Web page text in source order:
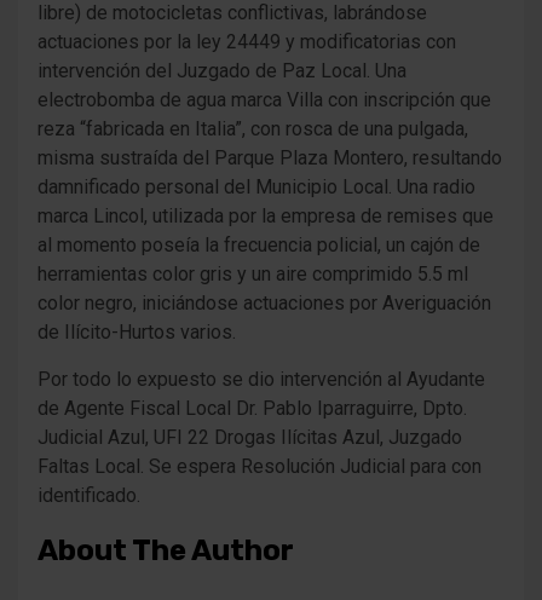
libre) de motocicletas conflictivas, labrándose
actuaciones por la ley 24449 y modificatorias con
intervención del Juzgado de Paz Local. Una
electrobomba de agua marca Villa con inscripción que
reza “fabricada en Italia”, con rosca de una pulgada,
misma sustraída del Parque Plaza Montero, resultando
damnificado personal del Municipio Local. Una radio
marca Lincol, utilizada por la empresa de remises que
al momento poseía la frecuencia policial, un cajón de
herramientas color gris y un aire comprimido 5.5 ml
color negro, iniciándose actuaciones por Averiguación
de Ilícito-Hurtos varios.
Por todo lo expuesto se dio intervención al Ayudante
de Agente Fiscal Local Dr. Pablo Iparraguirre, Dpto.
Judicial Azul, UFI 22 Drogas Ilícitas Azul, Juzgado
Faltas Local. Se espera Resolución Judicial para con
identificado.
About The Author